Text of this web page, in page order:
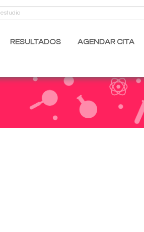
RESULTADOS AGENDAR CITA